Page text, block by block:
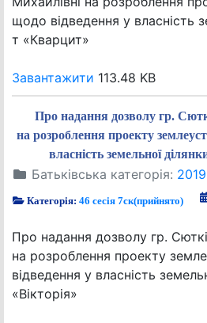
щодо відведення у власність
т «Кварцит»
Завантажити 113.48 KB
Про надання дозволу гр.
на розроблення проекту
власність земельної
Батьківська категорія: 2019
Категорія:46 сесія 7ск(прийнято)
Про надання дозволу гр.
на розроблення проекту
відведення у власність
«Вікторія»